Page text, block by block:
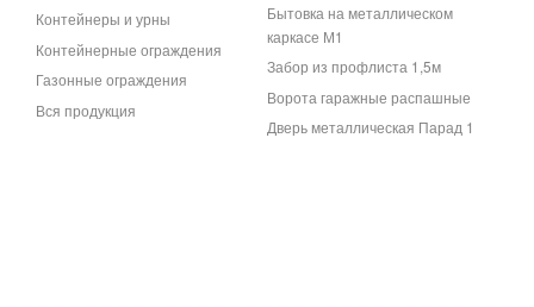
Контейнеры и урны
Контейнерные ограждения
Газонные ограждения
Вся продукция
Бытовка на металлическом
каркасе М1
Забор из профлиста 1,5м
Ворота гаражные распашные
Дверь металлическая Парад 1